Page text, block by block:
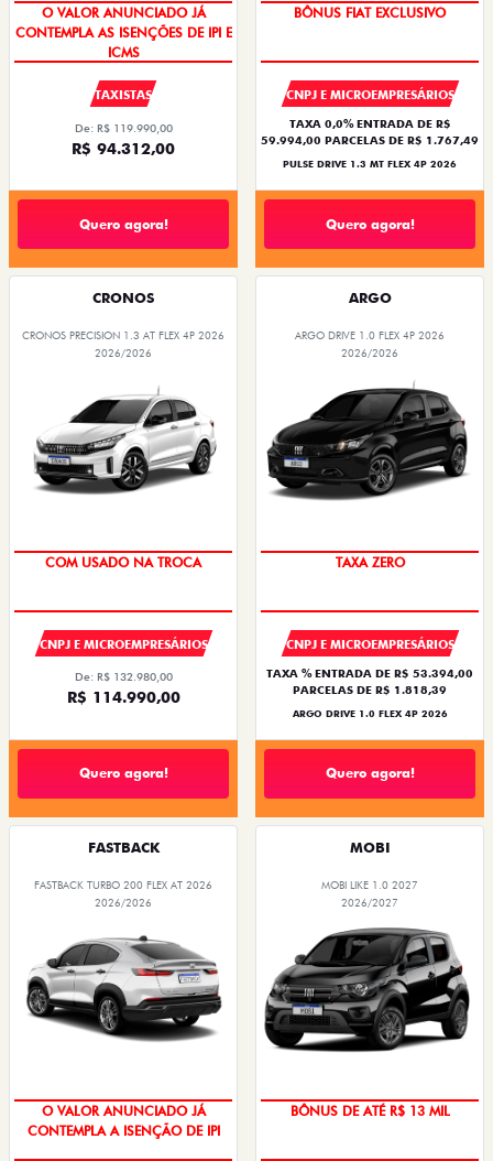
O VALOR ANUNCIADO JÁ
CONTEMPLA AS ISENÇÕES DE IPI E
ICMS
TAXISTAS
De: R$ 119.990,00
R$ 94.312,00
Quero agora!
BÔNUS FIAT EXCLUSIVO
CNPJ E MICROEMPRESÁRIOS
TAXA 0,0% ENTRADA DE R$
59.994,00 PARCELAS DE R$ 1.767,49
PULSE DRIVE 1.3 MT FLEX 4P 2026
Quero agora!
CRONOS
CRONOS PRECISION 1.3 AT FLEX 4P 2026
2026/2026
COM USADO NA TROCA
CNPJ E MICROEMPRESÁRIOS
De: R$ 132.980,00
R$ 114.990,00
Quero agora!
ARGO
ARGO DRIVE 1.0 FLEX 4P 2026
2026/2026
TAXA ZERO
CNPJ E MICROEMPRESÁRIOS
TAXA % ENTRADA DE R$ 53.394,00
PARCELAS DE R$ 1.818,39
ARGO DRIVE 1.0 FLEX 4P 2026
Quero agora!
FASTBACK
FASTBACK TURBO 200 FLEX AT 2026
2026/2026
O VALOR ANUNCIADO JÁ
CONTEMPLA A ISENÇÃO DE IPI
MOBI
MOBI LIKE 1.0 2027
2026/2027
BÔNUS DE ATÉ R$ 13 MIL